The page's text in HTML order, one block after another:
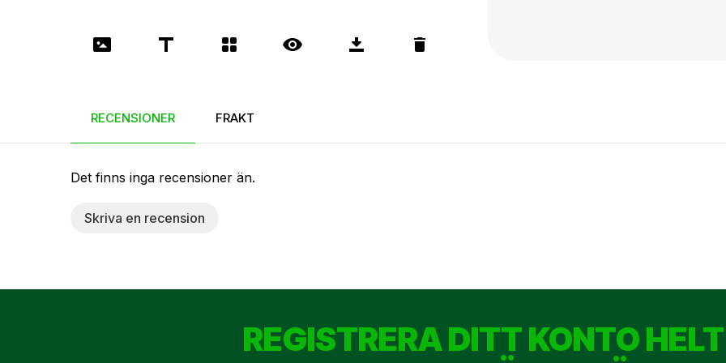
RECENSIONER FRAKT
Det finns inga recensioner än.
Skriva en recension
REGISTRERA DITT KONTO